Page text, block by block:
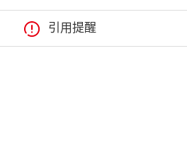
OA政策 参考文
引用提醒